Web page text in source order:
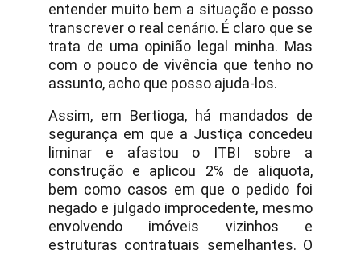
entender muito bem a situação e posso
transcrever o real cenário. É claro que se
trata de uma opinião legal minha. Mas
com o pouco de vivência que tenho no
assunto, acho que posso ajuda-los.
Assim, em Bertioga, há mandados de
segurança em que a Justiça concedeu
liminar e afastou o ITBI sobre a
construção e aplicou 2% de aliquota,
bem como casos em que o pedido foi
negado e julgado improcedente, mesmo
envolvendo imóveis vizinhos e
estruturas contratuais semelhantes. O